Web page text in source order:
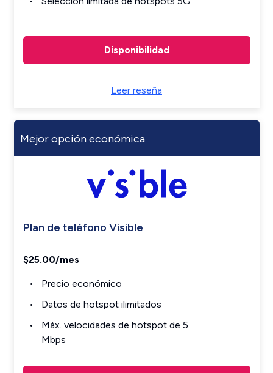
Disponibilidad
Leer reseña
Mejor opción económica
Plan de teléfono Visible
$25.00/mes
Precio económico
Datos de hotspot ilimitados
Máx. velocidades de hotspot de 5
Mbps